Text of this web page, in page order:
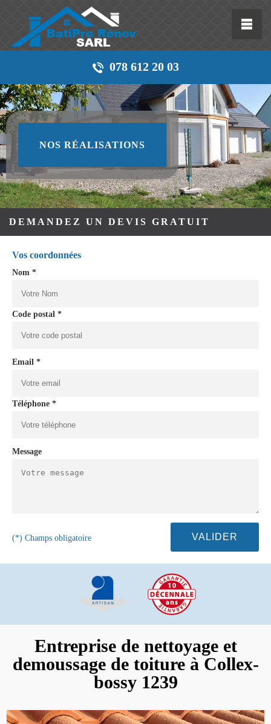
078 612 20 03
NOS RÉALISATIONS
DEMANDEZ UN DEVIS GRATUIT
Vos coordonnées
Nom *
Code postal *
Email *
Téléphone *
Message
(*) Champs obligatoire
Entreprise de nettoyage et
demoussage de toiture à Collex-
bossy 1239